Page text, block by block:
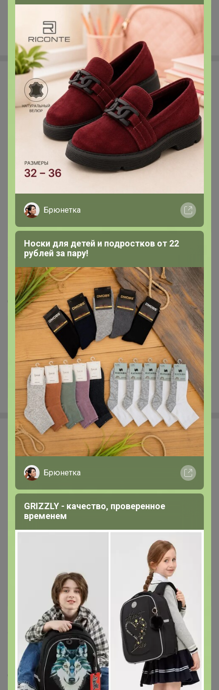
+110
Happy Baby
5.0 41.8K
Сезонные саженцы от "Семена для Сибири"❗
Местный склад❗ не предзаказ:
заказали=получили (svet)
Стоп 10 августа
+209
Happy Baby
5.0 120.9K 120.1K 3.1K 5
Семена ОВОЩЕЙ и ЦВЕТОВ БЕЗ РЯДОВ. Более
10 000 наименований семян ❗ без транспортных
❗ минимальное ожидание ❗ выкуп 1-2 раза в
неделю ❗ много семян в наличии (С/М)
Стоп 10 августа
Брюнетка
Носки для детей и подростков от 22
рублей за пару!
Брюнетка
GRIZZLY - качество, проверенное
временем